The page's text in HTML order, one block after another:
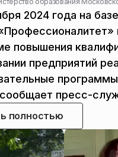
2024 года на
повышения
предприятий
пресс-
полностью